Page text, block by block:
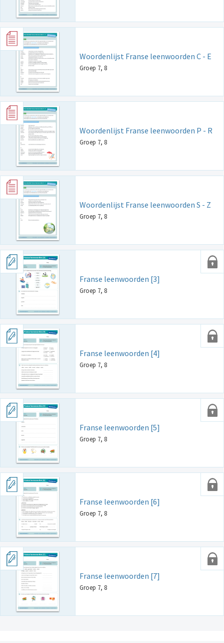
Woordenlijst Franse leenwoorden C - E
Groep 7, 8
Woordenlijst Franse leenwoorden P - R
Groep 7, 8
Woordenlijst Franse leenwoorden S - Z
Groep 7, 8
Franse leenwoorden [3]
Groep 7, 8
Franse leenwoorden [4]
Groep 7, 8
Franse leenwoorden [5]
Groep 7, 8
Franse leenwoorden [6]
Groep 7, 8
Franse leenwoorden [7]
Groep 7, 8